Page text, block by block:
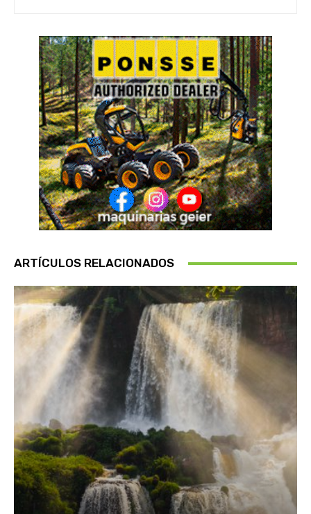
ARTÍCULOS RELACIONADOS